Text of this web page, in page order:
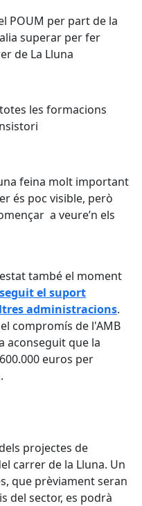
POUM per part de la
superar per fer
de La Lluna
les formacions
feina molt important
és poc visible, però
a veure’n els
també el moment
el suport
administracions.
compromís de l'AMB
aconseguit que la
euros per
projectes de
carrer de la Lluna. Un
que prèviament seran
del sector, es podrà